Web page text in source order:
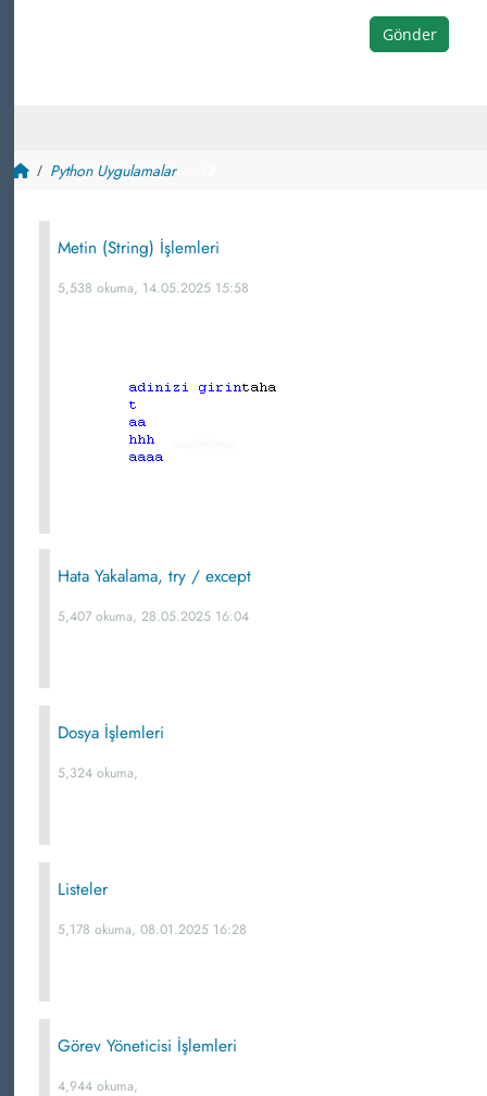
Gönder
Python Uygulamalar
Metin (String) İşlemleri
5,538 okuma, 14.05.2025 15:58
Hata Yakalama, try / except
5,407 okuma, 28.05.2025 16:04
Dosya İşlemleri
5,324 okuma,
Listeler
5,178 okuma, 08.01.2025 16:28
Görev Yöneticisi İşlemleri
4,944 okuma,